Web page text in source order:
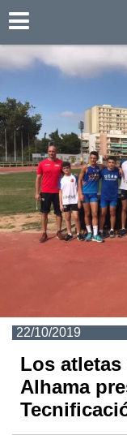
22/10/2019
Los
Alhama